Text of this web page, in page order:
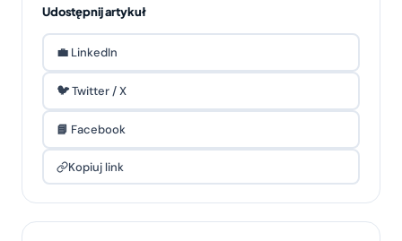
Udostępnij artykuł
💼 LinkedIn
🐦 Twitter / X
📘 Facebook
Kopiuj link